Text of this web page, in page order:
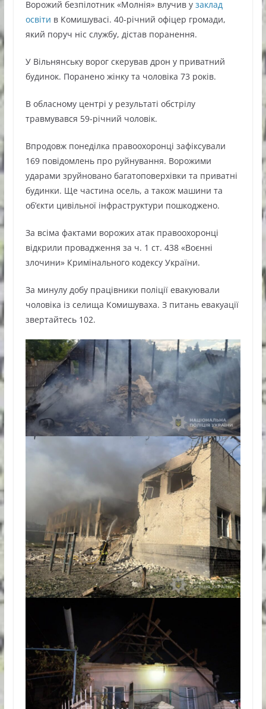
Ворожий безпілотник «Молнія» влучив у заклад
освіти в Комишувасі. 40-річний офіцер громади,
який поруч ніс службу, дістав поранення.
У Вільнянську ворог скерував дрон у приватний
будинок. Поранено жінку та чоловіка 73 років.
В обласному центрі у результаті обстрілу
травмувався 59-річний чоловік.
Впродовж понеділка правоохоронці зафіксували
169 повідомлень про руйнування. Ворожими
ударами зруйновано багатоповерхівки та приватні
будинки. Ще частина осель, а також машини та
об’єкти цивільної інфраструктури пошкоджено.
За всіма фактами ворожих атак правоохоронці
відкрили провадження за ч. 1 ст. 438 «Воєнні
злочини» Кримінального кодексу України.
За минулу добу працівники поліції евакуювали
чоловіка із селища Комишуваха. З питань евакуації
звертайтесь 102.